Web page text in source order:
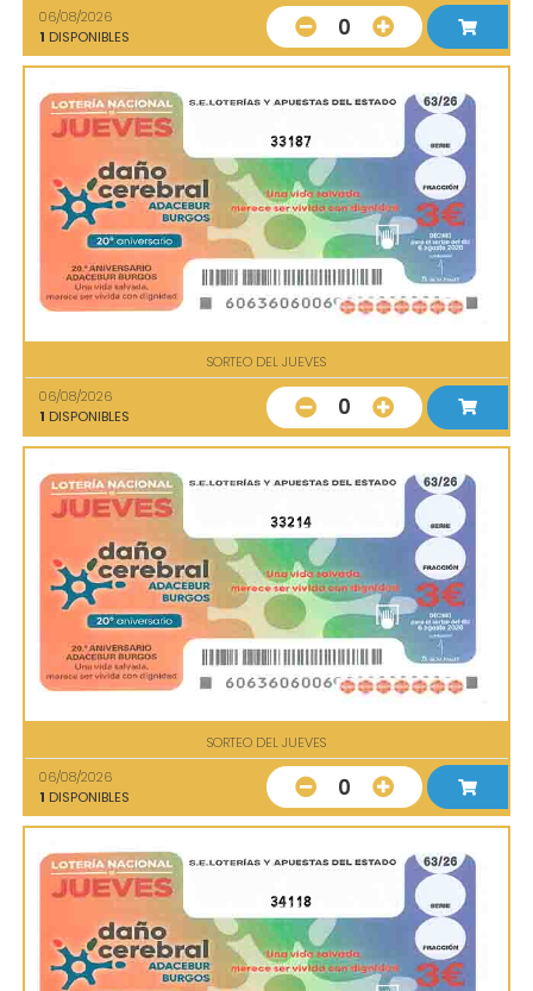
06/08/2026
1 DISPONIBLES 0
33187
SORTEO DEL JUEVES
06/08/2026
1 DISPONIBLES 0
33214
SORTEO DEL JUEVES
06/08/2026
1 DISPONIBLES 0
34118